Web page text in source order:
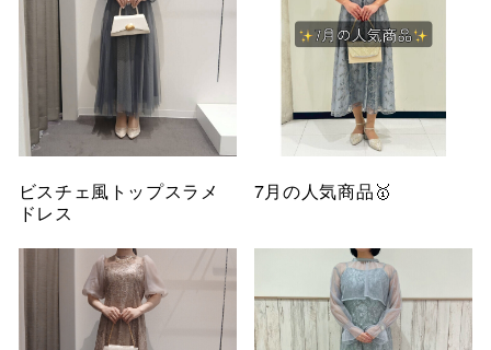
ビスチェ風トップスラメ
ドレス
7月の人気商品🥇